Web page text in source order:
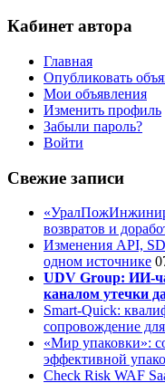
Кабинет автора
Главная
Опубликовать
Мои объявления
Изменить профиль
Забыли пароль?
Войти
Свежие записи
возвратов и
Изменения API,
одном источнике
UDV Group: ИИ-
каналом утечки
Smart-Quick:
сопровождение
«Мир упаковки»:
эффективной
Check Risk WAF